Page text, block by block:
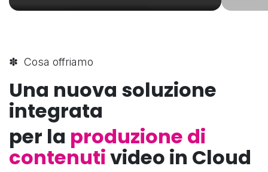
✽ Cosa offriamo
Una nuova soluzione
integrata
per la produzione di
contenutivideo in Cloud